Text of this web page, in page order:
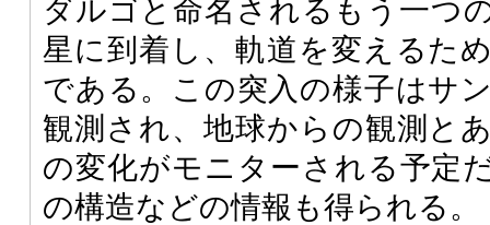
ダルゴと命名されるもう一つ
星に到着し、軌道を変えるた
である。この突入の様子はサ
観測され、地球からの観測と
の変化がモニターされる予定
の構造などの情報も得られる。